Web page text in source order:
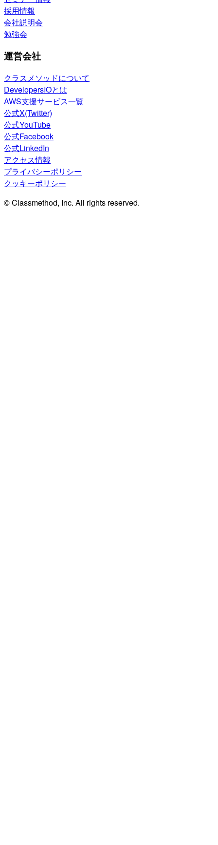
採用情報
会社説明会
勉強会
運営会社
クラスメソッドについて
DevelopersIOとは
AWS支援サービス一覧
公式X(Twitter)
公式YouTube
公式Facebook
公式LinkedIn
アクセス情報
プライバシーポリシー
クッキーポリシー
© Classmethod, Inc. All rights reserved.